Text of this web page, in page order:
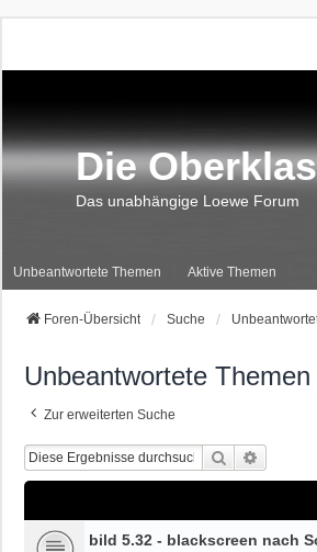
Die
Das unabhängige Loewe Forum
Unbeantwortete Themen Aktive Themen
Foren-Übersicht Suche
Unbeantwortete Themen
Zur erweiterten Suche
Suche
bild 5.32 - blackscreen nach